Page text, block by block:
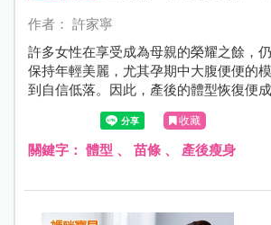
作者： 許家寧
許多女性在享受成為母親的榮耀之餘，
保持年輕美麗，尤其孕期中大腹便便的
到自信低落。因此，產後的體型恢復便
努力的目標，但減重過程既漫長又辛苦
得相輔相成，究竟該如何下手，才能順
讓瘦身不再成為無法達成的夢靨？
收藏
關鍵字： 體型 、 苗條、 產後瘦身